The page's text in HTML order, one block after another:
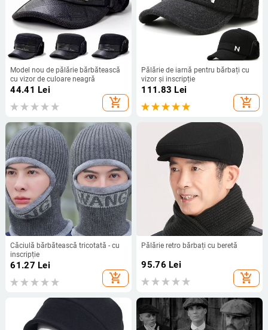
Model nou de pălărie bărbătească
cu vizor de culoare neagră
44.41 Lei
add_shopping_cart
Pălărie de iarnă pentru bărbați cu
vizor și inscripție
111.83 Lei
add_shopping_cart
Căciulă bărbătească tricotată - cu
inscripție
61.27 Lei
add_shopping_cart
Pălărie retro bărbați cu beretă
95.76 Lei
add_shopping_cart